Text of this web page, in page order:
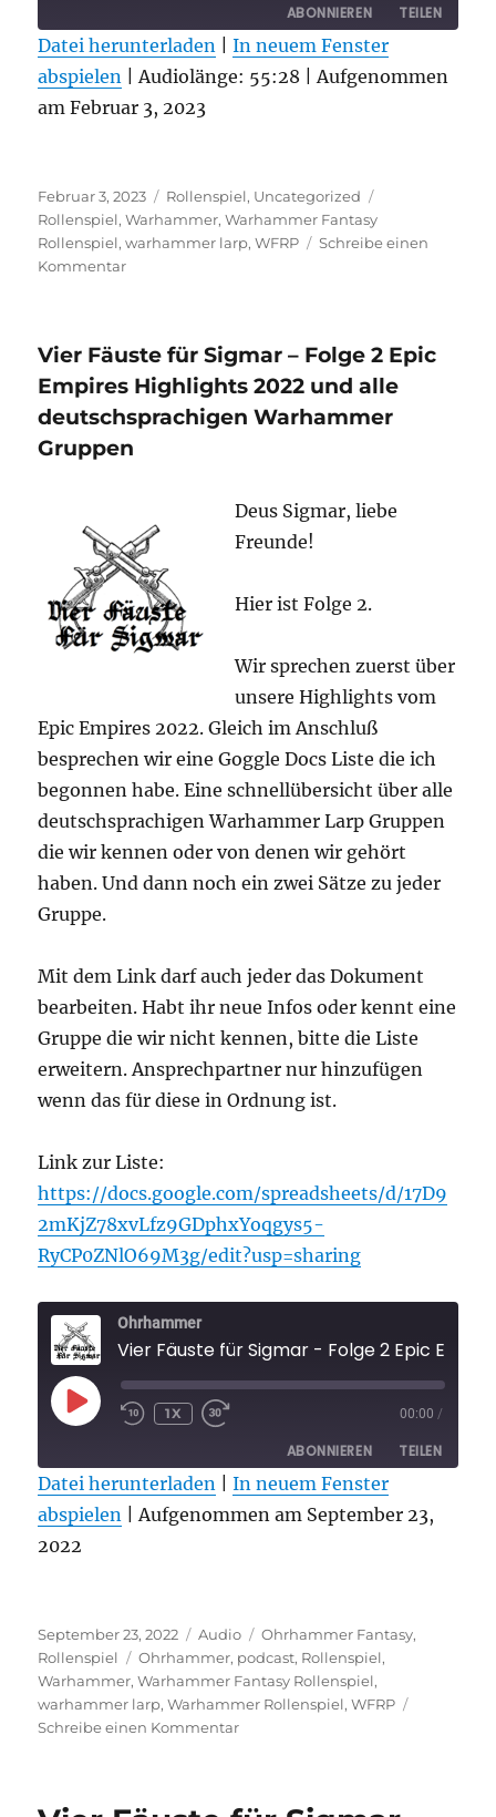
ABONNIEREN TEILEN
RSS FEED
TEILEN
LINK
Datei herunterladen |In neuem Fenster
abspielen |Audiolänge: 55:28 |Aufgenommen
am Februar 3, 2023
Veröffentlicht
am
Februar 3, 2023 Kategorien
Rollenspiel, Uncategorized
Rollenspiel,Warhammer,Warhammer Fantasy
Rollenspiel,warhammer larp,WFRP
Schreibe einen
Kommentarzu
Sigmar
–
3
Übersicht
Cons
in
2023
Vier Fäuste für Sigmar – Folge 2 Epic
Empires Highlights 2022 und alle
deutschsprachigen Warhammer
Gruppen
Deus Sigmar, liebe
Freunde!
Hier ist Folge 2.
Wir sprechen zuerst über
unsere Highlights vom
Epic Empires 2022. Gleich im Anschluß
besprechen wir eine Goggle Docs Liste die ich
begonnen habe. Eine schnellübersicht über alle
deutschsprachigen Warhammer Larp Gruppen
die wir kennen oder von denen wir gehört
haben. Und dann noch ein zwei Sätze zu jeder
Gruppe.
Mit dem Link darf auch jeder das Dokument
bearbeiten. Habt ihr neue Infos oder kennt eine
Gruppe die wir nicht kennen, bitte die Liste
erweitern. Ansprechpartner nur hinzufügen
wenn das für diese in Ordnung ist.
Link zur Liste:
https://docs.google.com/spreadsheets/d/17D9
2mKjZ78xvLfz9GDphxYoqgys5-
RyCP0ZNlO69M3g/edit?usp=sharing
Ohrhammer
PLAY
EPISODE
1X 00:00 /
ABONNIEREN TEILEN
RSS FEED
TEILEN
LINK
Datei herunterladen |In neuem Fenster
abspielen |Aufgenommen am September 23,
2022
Veröffentlicht
am
September 23, 2022 Format
Audio Kategorien
Ohrhammer Fantasy,
Rollenspiel
Schlagwörter
Ohrhammer, podcast, Rollenspiel,
Warhammer,Warhammer Fantasy Rollenspiel,
warhammer larp,Warhammer Rollenspiel,WFRP
Schreibe einen Kommentarzu